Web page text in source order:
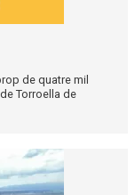
de quatre mil
Torroella de